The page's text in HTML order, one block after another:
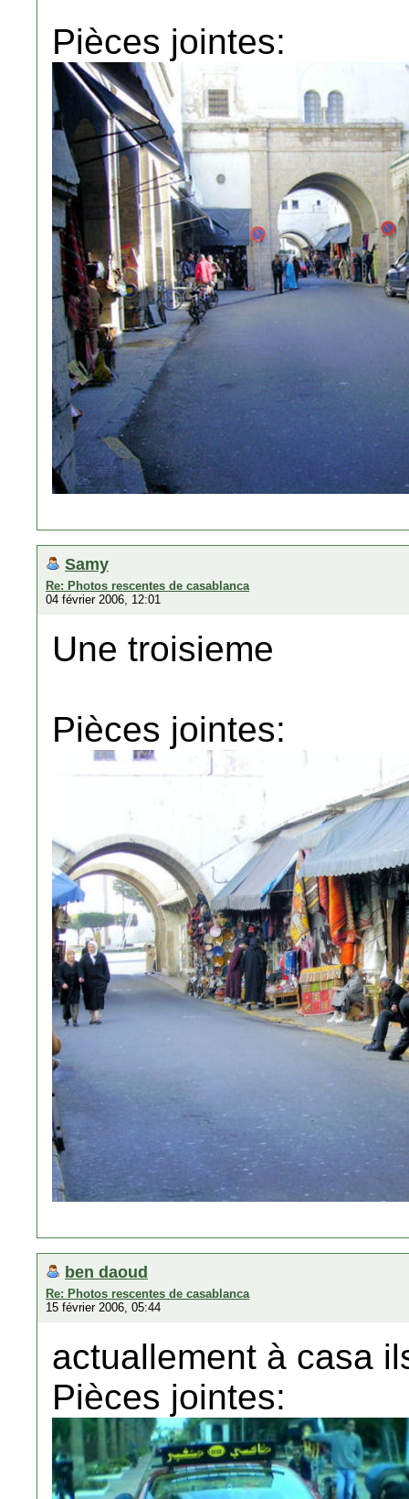
Pièces jointes:
Samy
Re: Photos rescentes de casablanca
04 février 2006, 12:01
Une troisieme
Pièces jointes:
ben daoud
Re: Photos rescentes de casablanca
15 février 2006, 05:44
actuallement à casa
Pièces jointes: